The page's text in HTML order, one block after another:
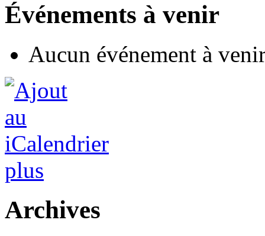
Événements à venir
Aucun événement à
plus
Archives